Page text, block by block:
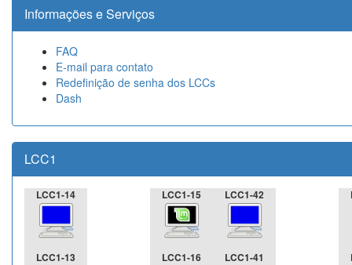
Informações e Serviços
FAQ
E-mail para contato
Redefinição de senha dos LCCs
Dash
LCC1
LCC1-14 LCC1-15 LCC1-42
LCC1-13 LCC1-16 LCC1-41